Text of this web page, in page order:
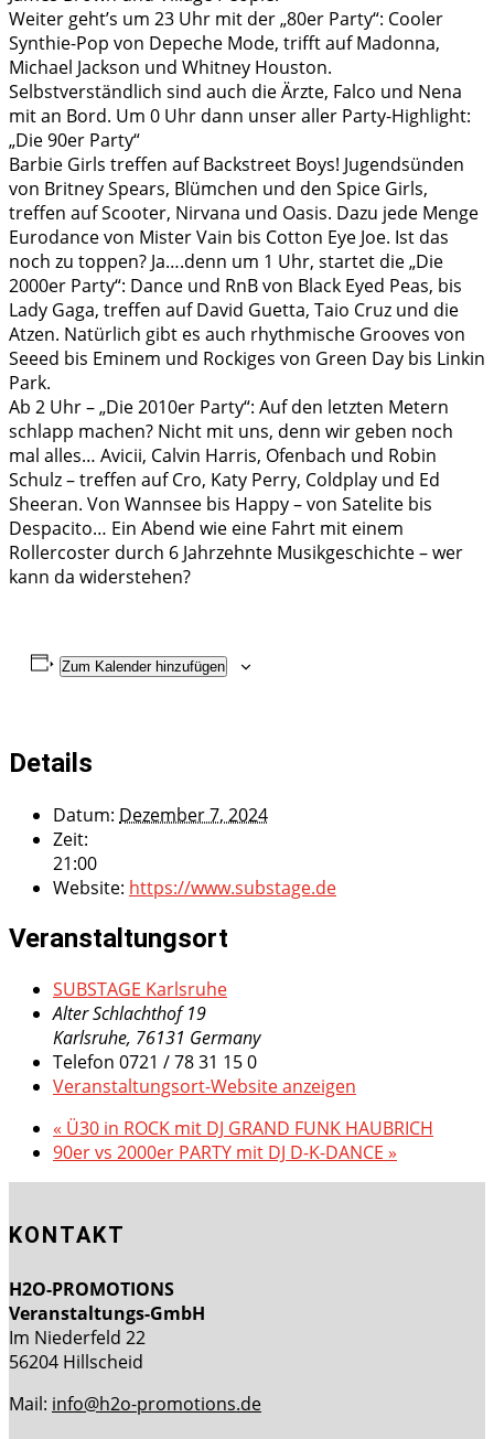
Weiter geht’s um 23 Uhr mit der „80er Party“: Cooler
Synthie-Pop von Depeche Mode, trifft auf Madonna,
Michael Jackson und Whitney Houston.
Selbstverständlich sind auch die Ärzte, Falco und Nena
mit an Bord. Um 0 Uhr dann unser aller Party-Highlight:
„Die 90er Party“
Barbie Girls treffen auf Backstreet Boys! Jugendsünden
von Britney Spears, Blümchen und den Spice Girls,
treffen auf Scooter, Nirvana und Oasis. Dazu jede Menge
Eurodance von Mister Vain bis Cotton Eye Joe. Ist das
noch zu toppen? Ja….denn um 1 Uhr, startet die „Die
2000er Party“: Dance und RnB von Black Eyed Peas, bis
Lady Gaga, treffen auf David Guetta, Taio Cruz und die
Atzen. Natürlich gibt es auch rhythmische Grooves von
Seeed bis Eminem und Rockiges von Green Day bis Linkin
Park.
Ab 2 Uhr – „Die 2010er Party“: Auf den letzten Metern
schlapp machen? Nicht mit uns, denn wir geben noch
mal alles… Avicii, Calvin Harris, Ofenbach und Robin
Schulz – treffen auf Cro, Katy Perry, Coldplay und Ed
Sheeran. Von Wannsee bis Happy – von Satelite bis
Despacito… Ein Abend wie eine Fahrt mit einem
Rollercoster durch 6 Jahrzehnte Musikgeschichte – wer
kann da widerstehen?
Zum Kalender hinzufügen
Details
Datum: Dezember 7, 2024
Zeit:
21:00
Website: https://www.substage.de
Veranstaltungsort
SUBSTAGE Karlsruhe
Alter Schlachthof 19
Karlsruhe, 76131 Germany
Telefon 0721 / 78 31 15 0
Veranstaltungsort-Website anzeigen
« Ü30 in ROCK mit DJ GRAND FUNK HAUBRICH
90er vs 2000er PARTY mit DJ D-K-DANCE »
KONTAKT
H2O-PROMOTIONS
Veranstaltungs-GmbH
Im Niederfeld 22
56204 Hillscheid
Mail: info@h2o-promotions.de